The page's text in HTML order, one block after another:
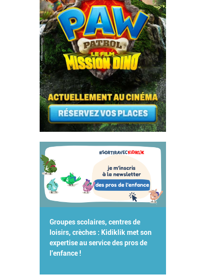
Groupes scolaires, centres de
loisirs, crèches : Kidiklik met son
expertise au service des pros de
l'enfance !